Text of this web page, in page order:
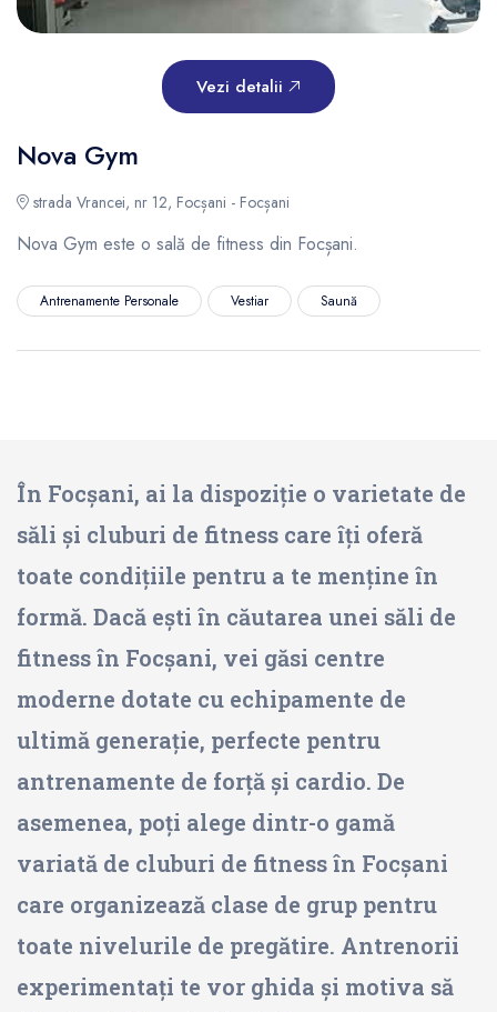
Vezi detalii
Nova Gym
strada Vrancei, nr 12, Focșani - Focșani
Nova Gym este o sală de fitness din Focșani.
Antrenamente Personale Vestiar Saună
În Focșani, ai la dispoziție o varietate de
săli și cluburi de fitness care îți oferă
toate condițiile pentru a te menține în
formă. Dacă ești în căutarea unei săli de
fitness în Focșani, vei găsi centre
moderne dotate cu echipamente de
ultimă generație, perfecte pentru
antrenamente de forță și cardio. De
asemenea, poți alege dintr-o gamă
variată de cluburi de fitness în Focșani
care organizează clase de grup pentru
toate nivelurile de pregătire. Antrenorii
experimentați te vor ghida și motiva să